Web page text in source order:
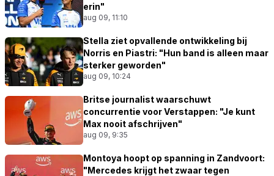
erin"
aug 09, 11:10
Stella ziet opvallende ontwikkeling bij
Norris en Piastri: "Hun band is alleen maar
sterker geworden"
aug 09, 10:24
Britse journalist waarschuwt
concurrentie voor Verstappen: "Je kunt
Max nooit afschrijven"
aug 09, 9:35
Montoya hoopt op spanning in Zandvoort:
"Mercedes krijgt het zwaar tegen